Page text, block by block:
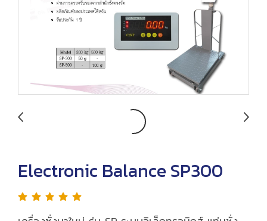
Electronic Balance SP300